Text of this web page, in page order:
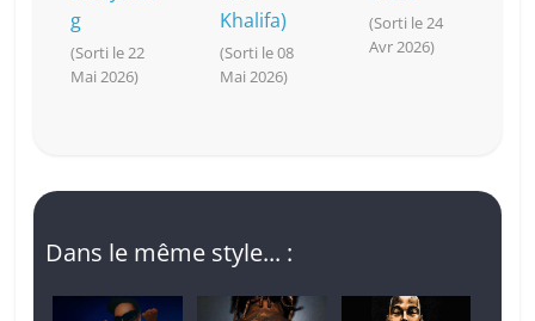
g
(Sorti le 22
Mai 2026)
Khalifa)
(Sorti le 08
Mai 2026)
(Sorti le 24
Avr 2026)
Dans le même style... :